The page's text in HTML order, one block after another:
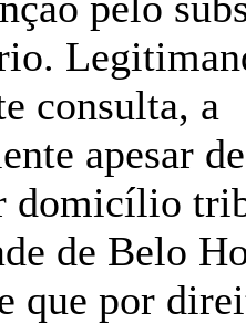
consulta, a
apesar
domicílio
de Belo
que por